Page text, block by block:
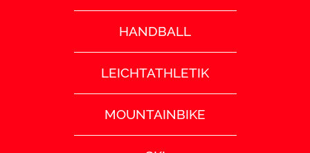
HANDBALL
LEICHTATHLETIK
MOUNTAINBIKE